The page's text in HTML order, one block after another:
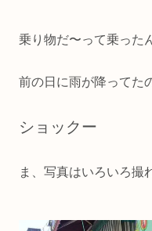
乗り物だ〜って乗った
前の日に雨が降ってた
ショックー
ま、写真はいろいろ撮